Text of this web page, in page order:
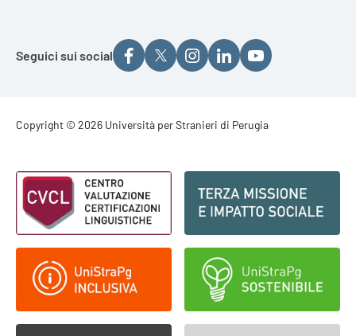
Seguici sui social
Footer - Copyright
Copyright © 2026 Università per Stranieri di Perugia
Footer - Loghi